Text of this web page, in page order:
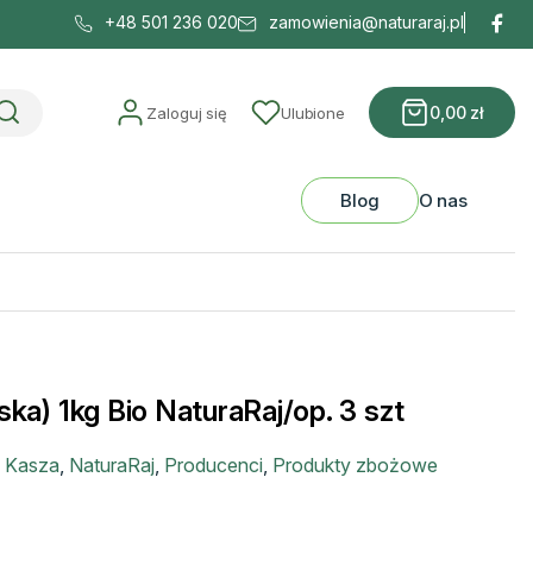
+48 501 236 020 zamowienia@naturaraj.pl
Zaloguj się Ulubione 0,00 zł
Blog O nas
1kg Bio NaturaRaj/op. 3 szt
Kasza, NaturaRaj, Producenci, Produkty zbożowe